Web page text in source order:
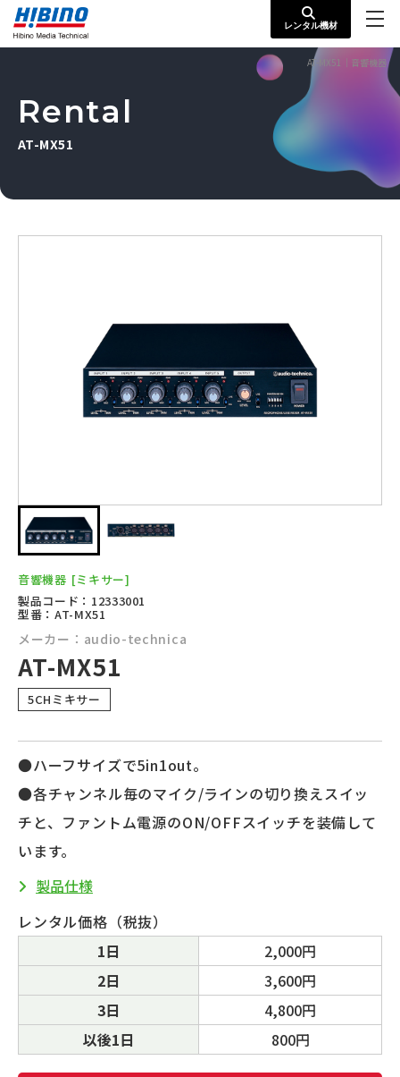
レンタル機材
AT-MX51｜音響機器
Rental
AT-MX51
音響機器 [ミキサー]
製品コード：12333001
型番：AT-MX51
メーカー：audio-technica
AT-MX51
5CHミキサー
●ハーフサイズで5in1out。
●各チャンネル毎のマイク/ラインの切り換えスイッ
チと、ファントム電源のON/OFFスイッチを装備して
います。
製品仕様
レンタル価格（税抜）
1日
2,000円
2日
3,600円
3日
4,800円
以後1日
800円